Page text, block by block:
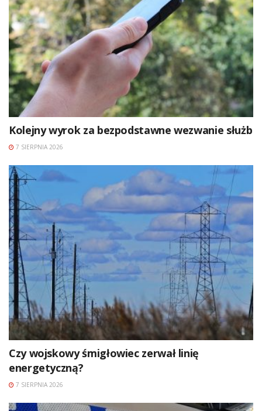
Kolejny wyrok za bezpodstawne wezwanie służb
7 SIERPNIA 2026
Czy wojskowy śmigłowiec zerwał linię
energetyczną?
7 SIERPNIA 2026